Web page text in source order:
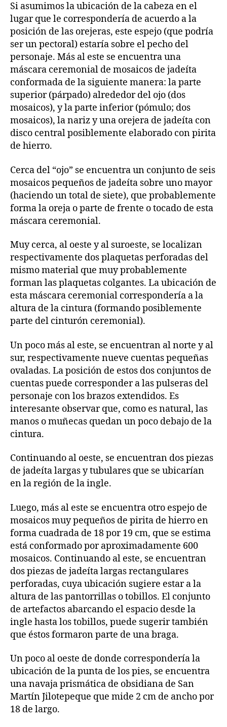
Si asumimos la ubicación de la cabeza en el
lugar que le correspondería de acuerdo a la
posición de las orejeras, este espejo (que podría
ser un pectoral) estaría sobre el pecho del
personaje. Más al este se encuentra una
máscara ceremonial de mosaicos de jadeíta
conformada de la siguiente manera: la parte
superior (párpado) alrededor del ojo (dos
mosaicos), y la parte inferior (pómulo; dos
mosaicos), la nariz y una orejera de jadeíta con
disco central posiblemente elaborado con pirita
de hierro.
Cerca del “ojo” se encuentra un conjunto de seis
mosaicos pequeños de jadeíta sobre uno mayor
(haciendo un total de siete), que probablemente
forma la oreja o parte de frente o tocado de esta
máscara ceremonial.
Muy cerca, al oeste y al suroeste, se localizan
respectivamente dos plaquetas perforadas del
mismo material que muy probablemente
forman las plaquetas colgantes. La ubicación de
esta máscara ceremonial correspondería a la
altura de la cintura (formando posiblemente
parte del cinturón ceremonial).
Un poco más al este, se encuentran al norte y al
sur, respectivamente nueve cuentas pequeñas
ovaladas. La posición de estos dos conjuntos de
cuentas puede corresponder a las pulseras del
personaje con los brazos extendidos. Es
interesante observar que, como es natural, las
manos o muñecas quedan un poco debajo de la
cintura.
Continuando al oeste, se encuentran dos piezas
de jadeíta largas y tubulares que se ubicarían
en la región de la ingle.
Luego, más al este se encuentra otro espejo de
mosaicos muy pequeños de pirita de hierro en
forma cuadrada de 18 por 19 cm, que se estima
está conformado por aproximadamente 600
mosaicos. Continuando al este, se encuentran
dos piezas de jadeíta largas rectangulares
perforadas, cuya ubicación sugiere estar a la
altura de las pantorrillas o tobillos. El conjunto
de artefactos abarcando el espacio desde la
ingle hasta los tobillos, puede sugerir también
que éstos formaron parte de una braga.
Un poco al oeste de donde correspondería la
ubicación de la punta de los pies, se encuentra
una navaja prismática de obsidiana de San
Martín Jilotepeque que mide 2 cm de ancho por
18 de largo.